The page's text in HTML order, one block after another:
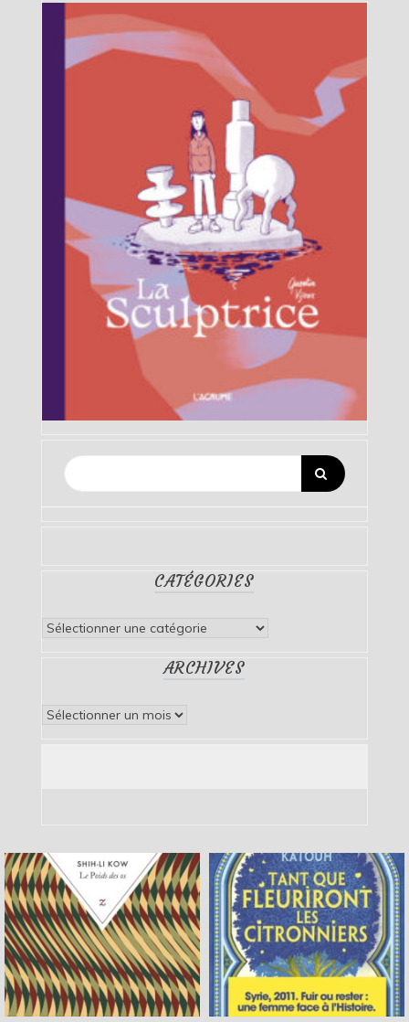
CATÉGORIES
Catégories
ARCHIVES
Archives